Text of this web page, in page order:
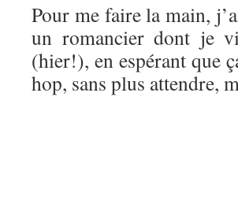
Pour me faire la main,
un romancier dont je
(hier!), en espérant que
hop, sans plus attendre,